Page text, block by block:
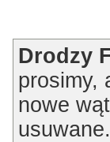
Drodzy
prosimy,
nowe